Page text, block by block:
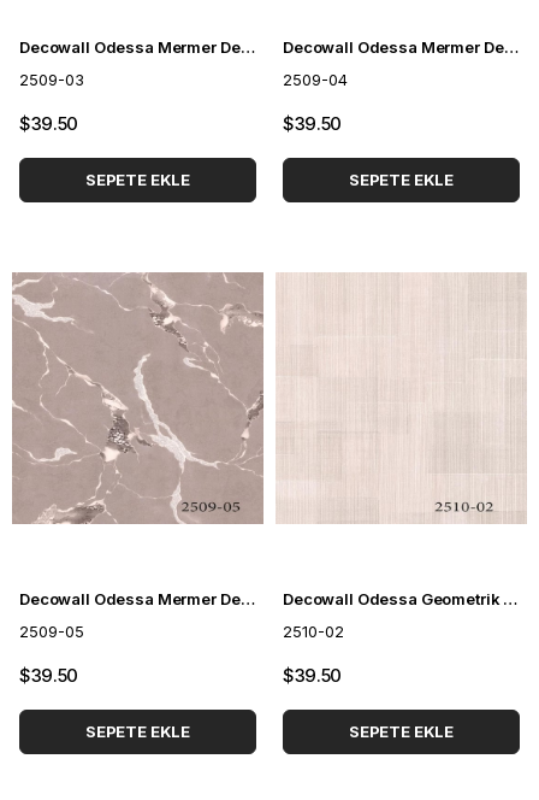
Decowall Odessa Mermer Desenli Duvar Kağıdı 2509-03
2509-03
$39.50
SEPETE EKLE
Decowall Odessa Mermer Desenli Duvar Kağıdı 2509-04
2509-04
$39.50
SEPETE EKLE
Decowall Odessa Mermer Desenli Duvar Kağıdı 2509-05
2509-05
$39.50
SEPETE EKLE
Decowall Odessa Geometrik Desenli Duvar Kağıdı 2510-02
2510-02
$39.50
SEPETE EKLE